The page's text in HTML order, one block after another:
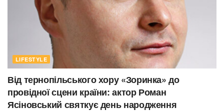
LIFESTYLE
Від тернопільського хору «Зоринка» до
провідної сцени країни: актор Роман
Ясіновський святкує день народження